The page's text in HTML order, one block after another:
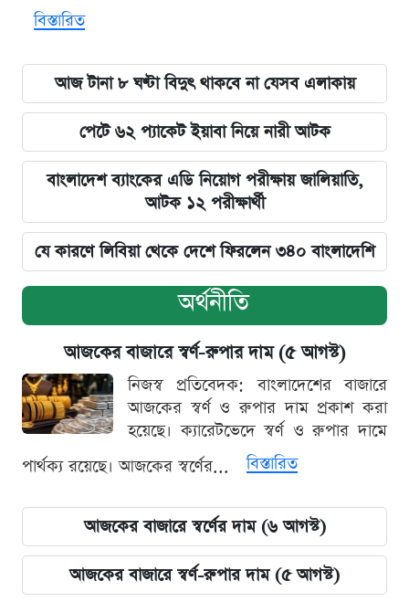
বিস্তারিত
আজ টানা ৮ ঘণ্টা বিদুৎ থাকবে না যেসব এলাকায়
পেটে ৬২ প্যাকেট ইয়াবা নিয়ে নারী আটক
বাংলাদেশ ব্যাংকের এডি নিয়োগ পরীক্ষায় জালিয়াতি,
আটক ১২ পরীক্ষার্থী
যে কারণে লিবিয়া থেকে দেশে ফিরলেন ৩৪০ বাংলাদেশি
অর্থনীতি
আজকের বাজারে স্বর্ণ-রুপার দাম (৫ আগস্ট)
নিজস্ব প্রতিবেদক: বাংলাদেশের বাজারে
আজকের স্বর্ণ ও রুপার দাম প্রকাশ করা
হয়েছে। ক্যারেটভেদে স্বর্ণ ও রুপার দামে
পার্থক্য রয়েছে। আজকের স্বর্ণের...
বিস্তারিত
আজকের বাজারে স্বর্ণের দাম (৬ আগস্ট)
আজকের বাজারে স্বর্ণ-রুপার দাম (৫ আগস্ট)